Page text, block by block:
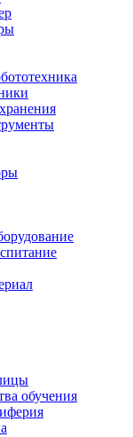
обучения